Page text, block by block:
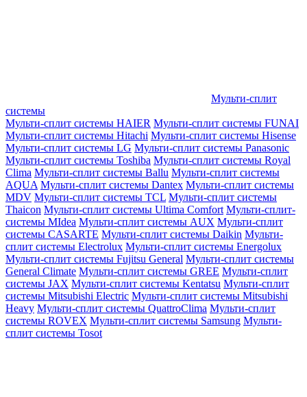
Мульти-сплит
системы
Мульти-сплит системы HAIER Мульти-сплит системы FUNAI
Мульти-сплит системы Hitachi Мульти-сплит системы Hisense
Мульти-сплит системы LG Мульти-сплит системы Panasonic
Мульти-сплит системы Toshiba Мульти-сплит системы Royal
Clima Мульти-сплит системы Ballu Мульти-сплит системы
AQUA Мульти-сплит системы Dantex Мульти-сплит системы
MDV Мульти-сплит системы TCL Мульти-сплит системы
Thaicon Мульти-сплит системы Ultima Comfort Мульти-сплит-
системы MIdea Мульти-сплит системы AUX Мульти-сплит
системы CASARTE Мульти-сплит системы Daikin Мульти-
сплит системы Electrolux Мульти-сплит системы Energolux
Мульти-сплит системы Fujitsu General Мульти-сплит системы
General Climate Мульти-сплит системы GREE Мульти-сплит
системы JAX Мульти-сплит системы Kentatsu Мульти-сплит
системы Mitsubishi Electric Мульти-сплит системы Mitsubishi
Heavy Мульти-сплит системы QuattroClima Мульти-сплит
системы ROVEX Мульти-сплит системы Samsung Мульти-
сплит системы Tosot